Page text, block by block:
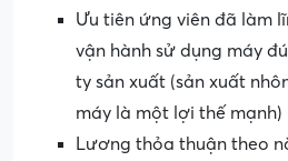
Ưu tiên ứng viên đã làm
vận hành sử dụng máy
ty sản xuất (sản xuất
máy là một lợi thế mạnh)
Lương thỏa thuận theo